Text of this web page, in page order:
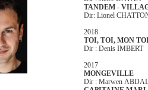
TANDEM -
Dir: Lionel
2018
TOI, TOI, MON
Dir : Denis IMBERT
2017
MONGEVILLE
Dir : Marwen